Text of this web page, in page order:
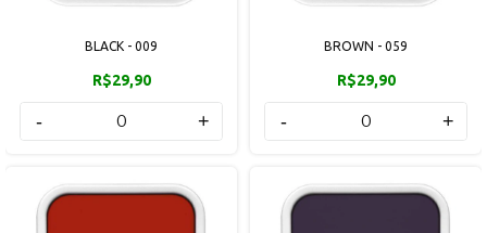
BLACK - 009
R$29,90
- +
BROWN - 059
R$29,90
- +